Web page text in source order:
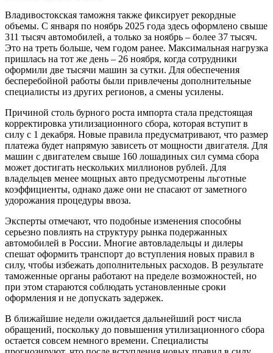
Владивостокская таможня также фиксирует рекордные
объемы. С января по ноябрь 2025 года здесь оформлено свыше
311 тысяч автомобилей, а только за ноябрь – более 37 тысяч.
Это на треть больше, чем годом ранее. Максимальная нагрузка
пришлась на тот же день – 26 ноября, когда сотрудники
оформили две тысячи машин за сутки. Для обеспечения
бесперебойной работы были привлечены дополнительные
специалисты из других регионов, а смены усилены.
Причиной столь бурного роста импорта стала предстоящая
корректировка утилизационного сбора, которая вступит в
силу с 1 декабря. Новые правила предусматривают, что размер
платежа будет напрямую зависеть от мощности двигателя. Для
машин с двигателем свыше 160 лошадиных сил сумма сбора
может достигать нескольких миллионов рублей. Для
владельцев менее мощных авто предусмотрены льготные
коэффициенты, однако даже они не спасают от заметного
удорожания процедуры ввоза.
Эксперты отмечают, что подобные изменения способны
серьезно повлиять на структуру рынка подержанных
автомобилей в России. Многие автовладельцы и дилеры
спешат оформить транспорт до вступления новых правил в
силу, чтобы избежать дополнительных расходов. В результате
таможенные органы работают на пределе возможностей, но
при этом стараются соблюдать установленные сроки
оформления и не допускать задержек.
В ближайшие недели ожидается дальнейший рост числа
обращений, поскольку до повышения утилизационного сбора
остается совсем немного времени. Специалисты